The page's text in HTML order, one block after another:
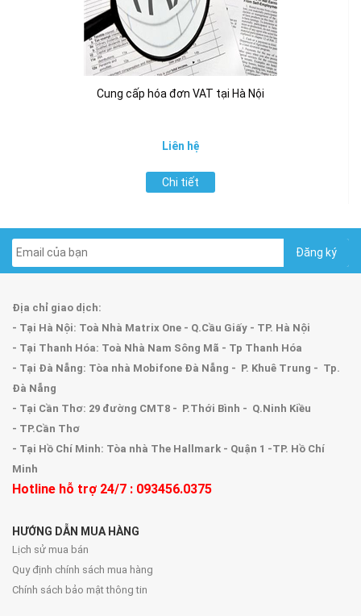
Cung cấp hóa đơn VAT tại Hà Nội
Liên hệ
Chi tiết
Địa chỉ giao dịch:
- Tại Hà Nội: Toà Nhà Matrix One - Q.Cầu Giấy - TP. Hà Nội
- Tại Thanh Hóa: Toà Nhà Nam Sông Mã - Tp Thanh Hóa
- Tại Đà Nẵng: Tòa nhà Mobifone Đà Nẵng - P. Khuê Trung - Tp.
Đà Nẵng
- Tại Cần Thơ: 29 đường CMT8 - P.Thới Bình - Q.Ninh Kiều
- TP.Cần Thơ
- Tại Hồ Chí Minh: Tòa nhà The Hallmark - Quận 1 -TP. Hồ Chí
Minh
Hotline hỗ trợ 24/7 : 093456.0375
HƯỚNG DẪN MUA HÀNG
Lịch sử mua bán
Quy định chính sách mua hàng
Chính sách bảo mật thông tin